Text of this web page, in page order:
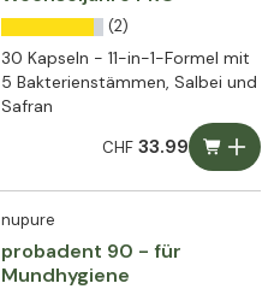
(2)
30 Kapseln - 11-in-1-Formel mit
5 Bakterienstämmen, Salbei und
Safran
CHF33.99
nupure
probadent 90 - für
Mundhygiene